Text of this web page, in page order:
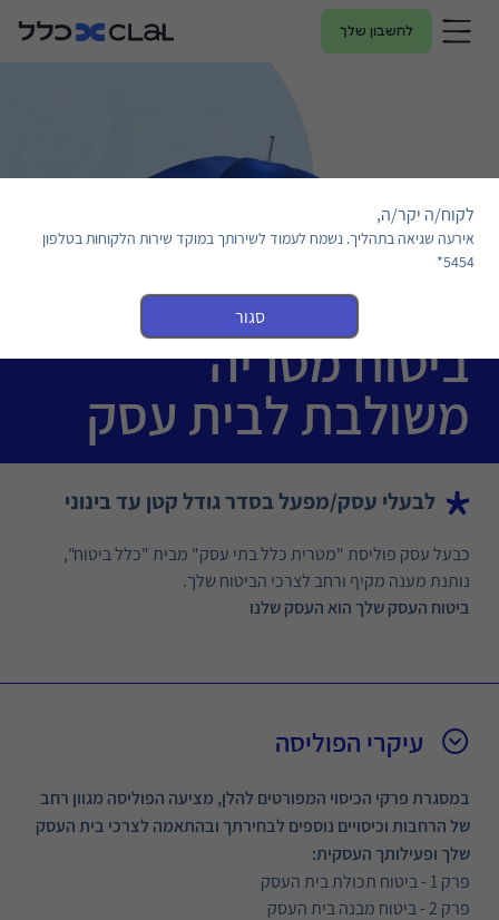
לחשבון שלך
ביטוח מטריה
משולבת לבית עסק
לבעלי עסק/מפעל בסדר גודל קטן עד בינוני
כבעל עסק פוליסת "מטרית כלל בתי עסק" מבית "כלל ביטוח",
נותנת מענה מקיף ורחב לצרכי הביטוח שלך.
ביטוח העסק שלך הוא העסק שלנו
עיקרי הפוליסה
במסגרת פרקי הכיסוי המפורטים להלן, מציעה הפוליסה מגוון רחב
של הרחבות וכיסויים נוספים לבחירתך ובהתאמה לצרכי בית העסק
שלך ופעילותך העסקית:
פרק 1 - ביטוח תכולת בית העסק
פרק 2 - ביטוח מבנה בית העסק
לקוח/ה יקר/ה,
אירעה שגיאה בתהליך. נשמח לעמוד לשירותך במוקד שירות הלקוחות בטלפון
5454*
סגור